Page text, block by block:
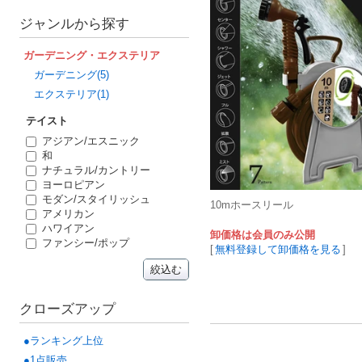
ジャンルから探す
ガーデニング・エクステリア
ガーデニング(5)
エクステリア(1)
テイスト
アジアン/エスニック
和
ナチュラル/カントリー
ヨーロピアン
モダン/スタイリッシュ
アメリカン
ハワイアン
ファンシー/ポップ
絞込む
クローズアップ
●ランキング上位
10mホースリール
卸価格は会員のみ公開
[無料登録して卸価格を見る ]